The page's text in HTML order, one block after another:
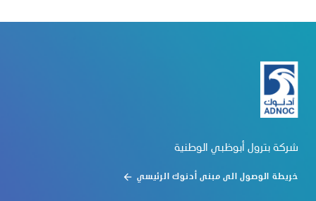
شركة بترول أبوظبي الوطنية
خريطة الوصول الى مبنى أدنوك الرئيسي